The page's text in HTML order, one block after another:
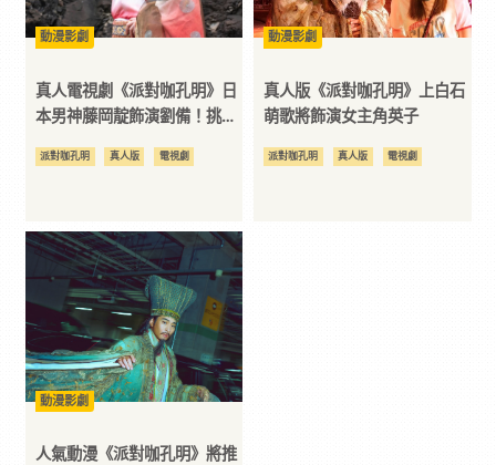
技
全
方
位
資
訊
平
動漫影劇
真人電視劇《派對咖孔明》日
本男神藤岡靛飾演劉備！挑戰
派對咖孔明 真人版 電視劇
動漫影劇
真人版《派對咖孔明》上白石
萌歌將飾演女主角英子
派對咖孔明 真人版 電視劇
動漫影劇
人氣動漫《派對咖孔明》將推